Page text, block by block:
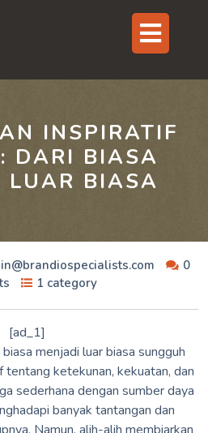
INSPIRATIF
DARI BIASA
LUAR BIASA
0
1 category
[ad_1]
menjadi luar biasa sungguh
tentang ketekunan, kekuatan, dan
sederhana dengan sumber daya
banyak tantangan dan